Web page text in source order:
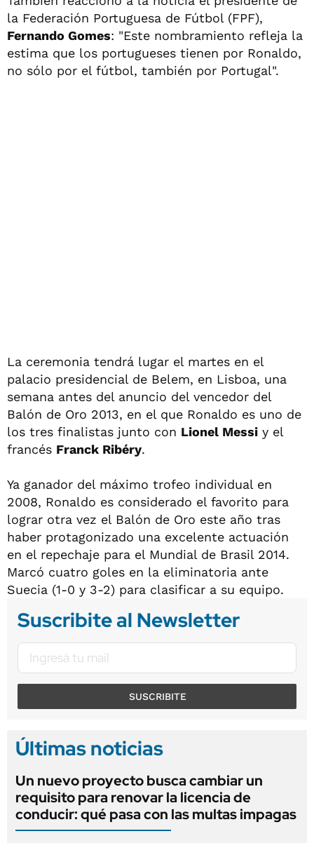
la Federación Portuguesa de Fútbol (FPF),
Fernando Gomes: "Este nombramiento refleja la
estima que los portugueses tienen por Ronaldo,
no sólo por el fútbol, también por Portugal".
La ceremonia tendrá lugar el martes en el
palacio presidencial de Belem, en Lisboa, una
semana antes del anuncio del vencedor del
Balón de Oro 2013, en el que Ronaldo es uno de
los tres finalistas junto con Lionel Messi y el
francés Franck Ribéry.
Ya ganador del máximo trofeo individual en
2008, Ronaldo es considerado el favorito para
lograr otra vez el Balón de Oro este año tras
haber protagonizado una excelente actuación
en el repechaje para el Mundial de Brasil 2014.
Marcó cuatro goles en la eliminatoria ante
Suecia (1-0 y 3-2) para clasificar a su equipo.
Suscribite al Newsletter
SUSCRIBITE
Últimas noticias
Un nuevo proyecto busca cambiar un
requisito para renovar la licencia de
conducir: qué pasa con las multas impagas